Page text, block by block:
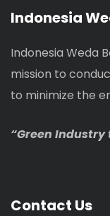
Indonesia
Indonesia Weda
mission to
to minimize the
“Green Industry
Contact Us